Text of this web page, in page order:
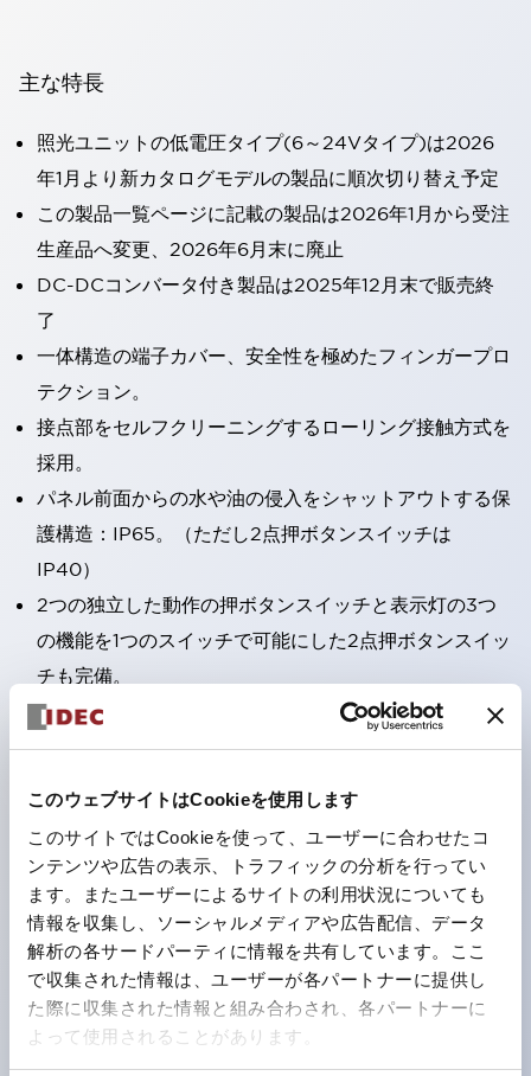
このウェブサイトはCookieを使用します
このサイトではCookieを使って、ユーザーに合わせたコ
ンテンツや広告の表示、トラフィックの分析を行ってい
ます。またユーザーによるサイトの利用状況についても
情報を収集し、ソーシャルメディアや広告配信、データ
解析の各サードパーティに情報を共有しています。ここ
で収集された情報は、ユーザーが各パートナーに提供し
た際に収集された情報と組み合わされ、各パートナーに
よって使用されることがあります。
主な特長
照光ユニットの低電圧タイプ(6～24Vタイプ)は2026
年1月より新カタログモデルの製品に順次切り替え予定
この製品一覧ページに記載の製品は2026年1月から受注
生産品へ変更、2026年6月末に廃止
DC-DCコンバータ付き製品は2025年12月末で販売終
了
一体構造の端子カバー、安全性を極めたフィンガープロ
テクション。
接点部をセルフクリーニングするローリング接触方式を
採用。
パネル前面からの水や油の侵入をシャットアウトする保
護構造：IP65。（ただし2点押ボタンスイッチは
IP40）
2つの独立した動作の押ボタンスイッチと表示灯の3つ
の機能を1つのスイッチで可能にした2点押ボタンスイッ
チも完備。
ワールドワイドなニーズに対応する各種電圧を完備。
1つで6色の役をこなすLED球（LSRD球）。これまで色
カラーユニバーサルデザインに対応。
表示灯（角平形）の点灯/消灯の認識および、点灯時の
ランプ色の識別（ B-190 参照）が対応。
ISO 3864-4安全色に対応。危険時や緊急事態時の色表
現がより明確・鮮明で、より多くの方が識別可能に。